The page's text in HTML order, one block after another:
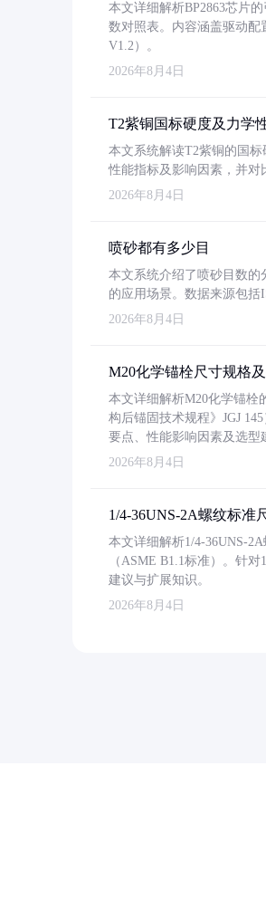
本文详细解析BP2863芯片
数对照表。内容涵盖驱动配
V1.2）。
2026年8月4日
T2紫铜国标硬度及力学
本文系统解读T2紫铜的国
性能指标及影响因素，并对
2026年8月4日
喷砂都有多少目
本文系统介绍了喷砂目数的
的应用场景。数据来源包括
2026年8月4日
M20化学锚栓尺寸规格
本文详细解析M20化学锚栓
构后锚固技术规程》JGJ
要点、性能影响因素及选型
2026年8月4日
1/4-36UNS-2A螺纹标准
本文详细解析1/4-36UNS-
（ASME B1.1标准）。针
建议与扩展知识。
2026年8月4日